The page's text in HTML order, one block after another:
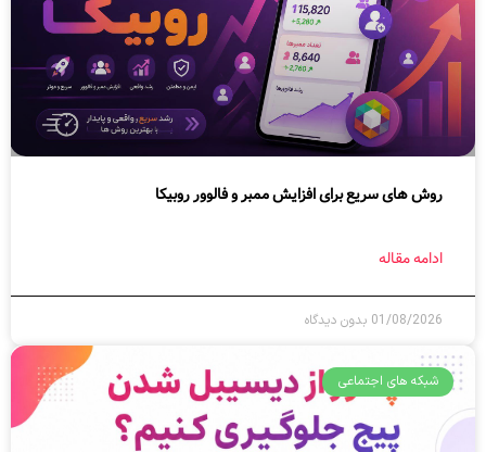
روش های سریع برای افزایش ممبر و فالوور روبیکا
ادامه مقاله
01/08/2026 بدون دیدگاه
شبکه های اجتماعی